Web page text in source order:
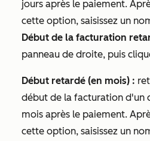
jours après le paiement.
cette option, saisissez un
Début de la facturation
panneau de droite, puis
Début retardé (en mois) :
début de la facturation d'un
mois après le paiement.
cette option, saisissez un